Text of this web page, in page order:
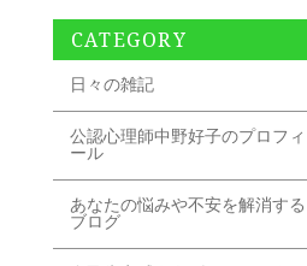
CATEGORY
日々の雑記
公認心理師中野好子のプロフィ
ール
あなたの悩みや不安を解消する
ブログ